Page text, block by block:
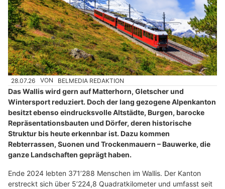
28.07.26 VON BELMEDIA REDAKTION
Das Wallis wird gern auf Matterhorn, Gletscher und
Wintersport reduziert. Doch der lang gezogene Alpenkanton
besitzt ebenso eindrucksvolle Altstädte, Burgen, barocke
Repräsentationsbauten und Dörfer, deren historische
Struktur bis heute erkennbar ist. Dazu kommen
Rebterrassen, Suonen und Trockenmauern – Bauwerke, die
ganze Landschaften geprägt haben.
Ende 2024 lebten 371’288 Menschen im Wallis. Der Kanton
erstreckt sich über 5’224,8 Quadratkilometer und umfasst seit